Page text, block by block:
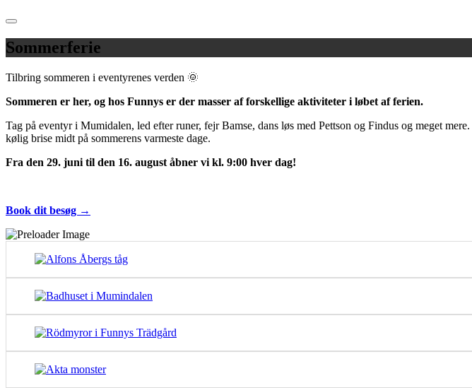
Sommerferie
Tilbring sommeren i eventyrenes verden 🌞
Sommeren er her, og hos Funnys er der masser af forskellige aktiviteter i løbet af ferien.
Tag på eventyr i Mumidalen, led efter runer, fejr Bamse, dans løs med Pettson og Findus og meget
kølig brise midt på sommerens varmeste dage.
Fra den 29. juni til den 16. august åbner vi kl. 9:00 hver dag!
Book dit besøg →